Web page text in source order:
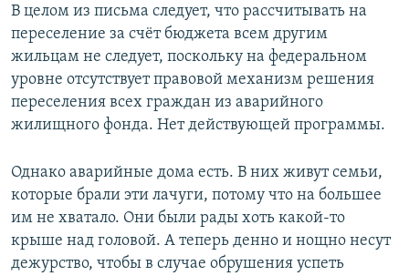
В целом из письма следует, что рассчитывать на
переселение за счёт бюджета всем другим
жильцам не следует, поскольку на федеральном
уровне отсутствует правовой механизм решения
переселения всех граждан из аварийного
жилищного фонда. Нет действующей программы.
Однако аварийные дома есть. В них живут семьи,
которые брали эти лачуги, потому что на большее
им не хватало. Они были рады хоть какой-то
крыше над головой. А теперь денно и нощно несут
дежурство, чтобы в случае обрушения успеть